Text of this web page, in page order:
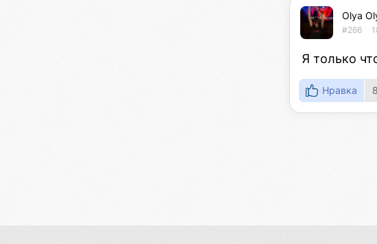
Olya
#266
Я только
Нравка 8